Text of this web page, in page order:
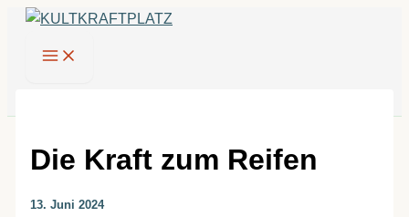
Zum
springen
Die Kraft zum Reifen
13. Juni 2024